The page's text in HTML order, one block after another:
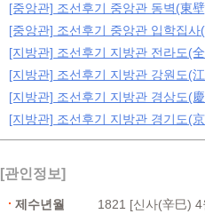
[중앙관] 조선후기 중앙관 동벽(東
[중앙관] 조선후기 중앙관 입학집사
[지방관] 조선후기 지방관 전라도(
[지방관] 조선후기 지방관 강원도(
[지방관] 조선후기 지방관 경상도(
[지방관] 조선후기 지방관 경기도(
[관인정보]
제수년월 1821 [신사(辛巳)